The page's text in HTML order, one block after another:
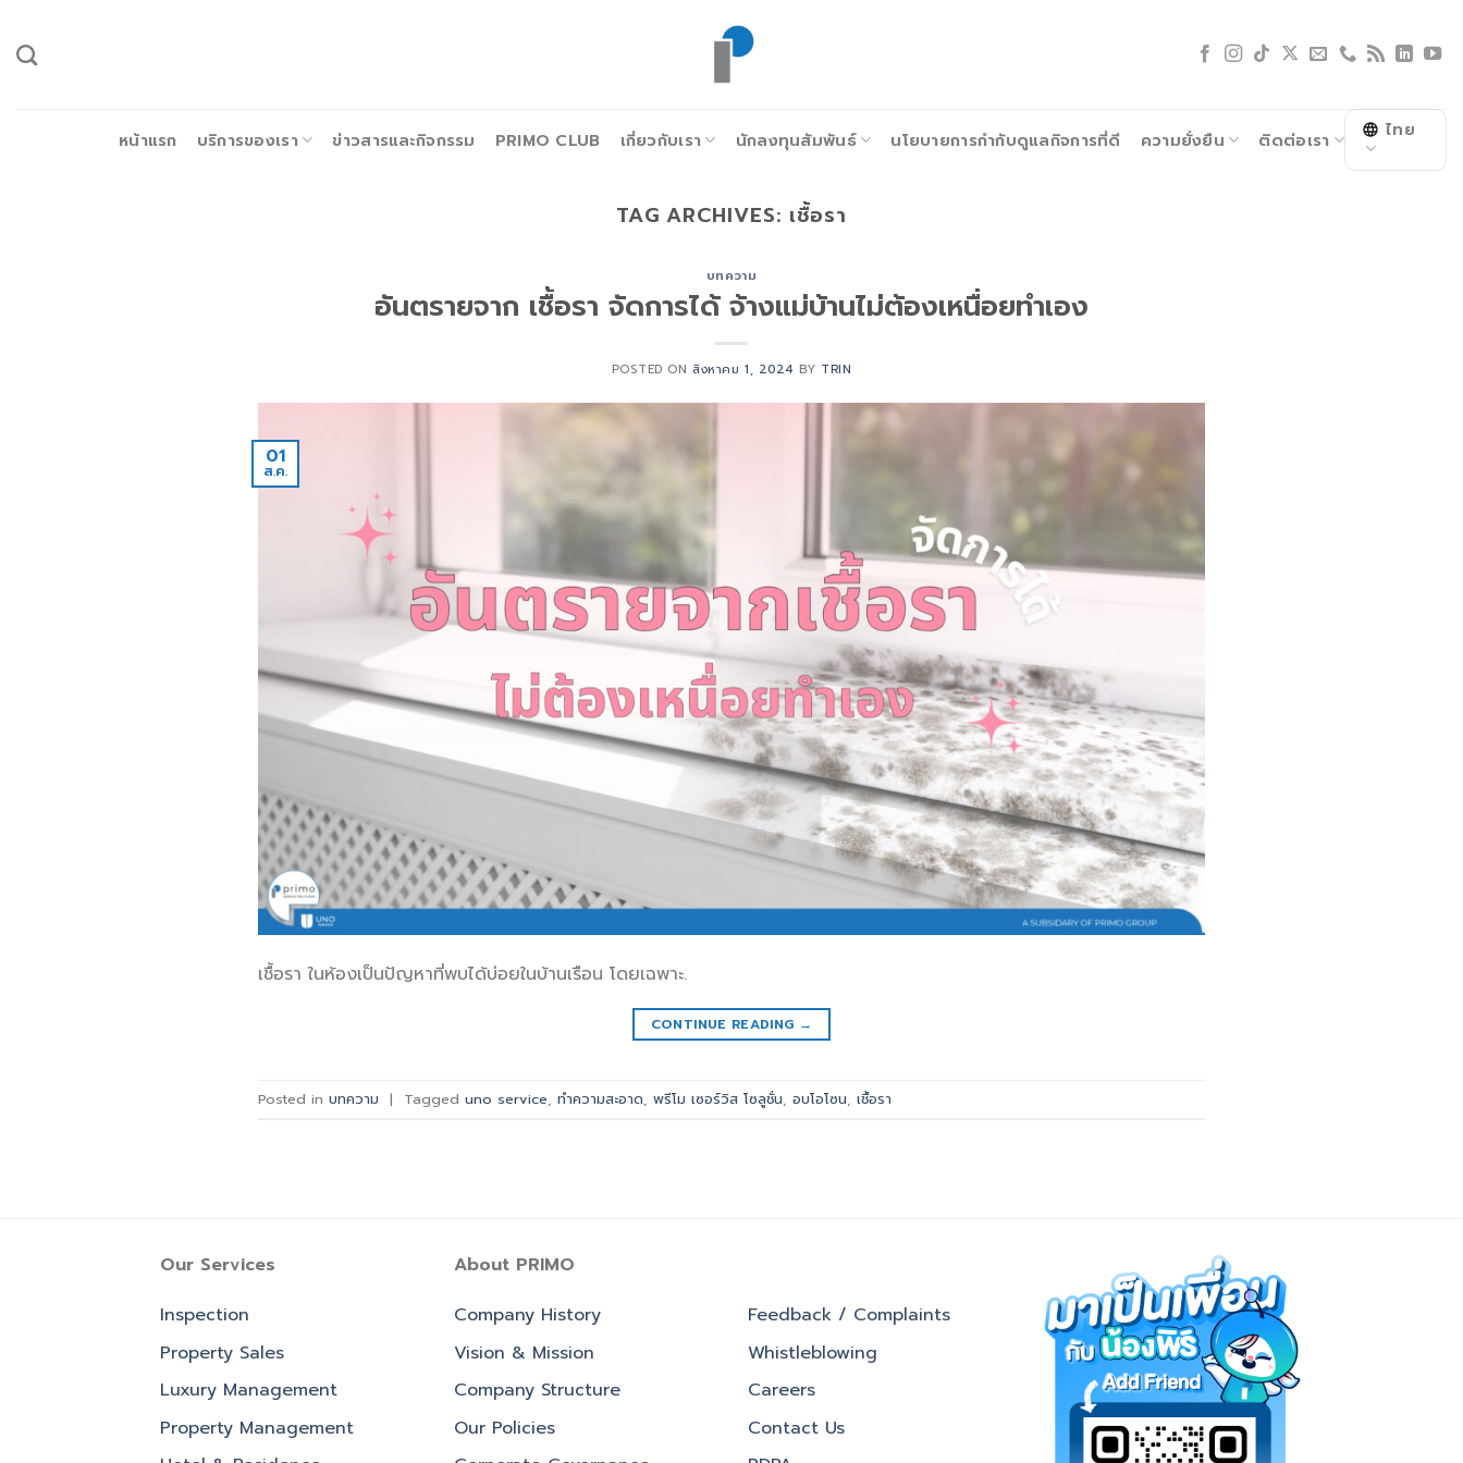
ยัง
หน้าแรก บริการของเรา ข่าวสารและกิจกรรม PRIMO CLUB เกี่ยวกับเรา นักลงทุนสัมพันธ์ นโยบายการกำกับดูแลกิจการที่ดี ความยั่งยืน ติดต่อเรา ไทย
TAG ARCHIVES: เชื้อรา
บทความ
อันตรายจาก เชื้อรา จัดการได้ จ้างแม่บ้านไม่ต้องเหนื่อยทำเอง
POSTED ON สิงหาคม 1, 2024 BY TRIN
01
ส.ค.
เชื้อรา ในห้องเป็นปัญหาที่พบได้บ่อยในบ้านเรือน โดยเฉพาะ.
CONTINUE READING →
Posted in บทความ | Tagged uno service ทำความสะอาด พรีโม เซอร์วิส โซลูชั่น อบโอโซน เชื้อรา
Our Services
Inspection
Property Sales
Luxury Management
Property Management
About PRIMO
Company History
Vision & Mission
Company Structure
Our Policies
Feedback / Complaints
Whistleblowing
Careers
Contact Us